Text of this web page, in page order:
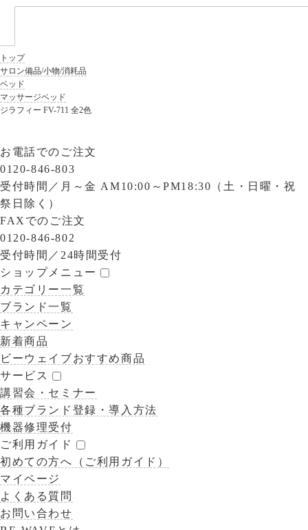
トップ
サロン備品/小物/消耗品
ベッド
マッサージベッド
ジラフィー FV-711 全2色
お電話でのご注文
0120-846-803
受付時間／ 月～金 AM10:00～PM18:30（土・日曜・祝
祭日除く）
FAXでのご注文
0120-846-802
受付時間／ 24時間受付
ショップメニュー
カテゴリー一覧
ブランド一覧
キャンペーン
新着商品
ビーウェイブおすすめ商品
サービス
講習会・セミナー
各種ブランド登録・導入方法
機器修理受付
ご利用ガイド
初めての方へ（ご利用ガイド）
マイページ
よくある質問
お問い合わせ